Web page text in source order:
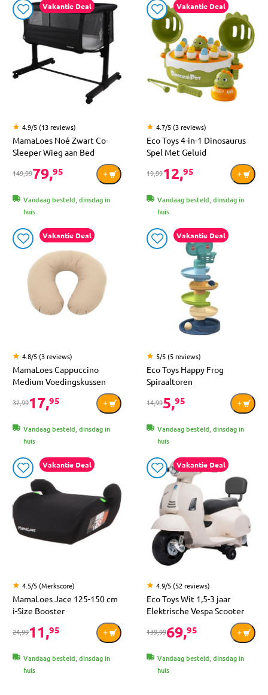
Vakantie Deal
4.9/5 (13 reviews)
MamaLoes Noé Zwart Co-
Sleeper Wieg aan Bed
149,9979,95
Vandaag besteld, dinsdag in
huis
Vakantie Deal
4.7/5 (3 reviews)
Eco Toys 4-in-1 Dinosaurus
Spel Met Geluid
19,9912,95
Vandaag besteld, dinsdag in
huis
Vakantie Deal
4.8/5 (3 reviews)
MamaLoes Cappuccino
Medium Voedingskussen
32,9917,95
Vandaag besteld, dinsdag in
huis
Vakantie Deal
5/5 (5 reviews)
Eco Toys Happy Frog
Spiraaltoren
14,995,95
Vandaag besteld, dinsdag in
huis
Vakantie Deal
4.5/5 (Merkscore)
MamaLoes Jace 125-150 cm
i-Size Booster
24,9911,95
Vandaag besteld, dinsdag in
huis
Vakantie Deal
4.9/5 (52 reviews)
Eco Toys Wit 1,5-3 jaar
Elektrische Vespa Scooter
139,9969,95
Vandaag besteld, dinsdag in
huis